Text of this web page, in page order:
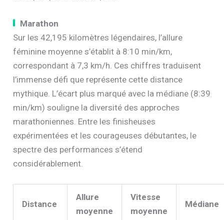
Marathon
Sur les 42,195 kilomètres légendaires, l’allure
féminine moyenne s’établit à 8:10 min/km,
correspondant à 7,3 km/h. Ces chiffres traduisent
l’immense défi que représente cette distance
mythique. L’écart plus marqué avec la médiane (8:39
min/km) souligne la diversité des approches
marathoniennes. Entre les finisheuses
expérimentées et les courageuses débutantes, le
spectre des performances s’étend
considérablement.
Distance
Allure
moyenne
Vitesse
moyenne
Médiane